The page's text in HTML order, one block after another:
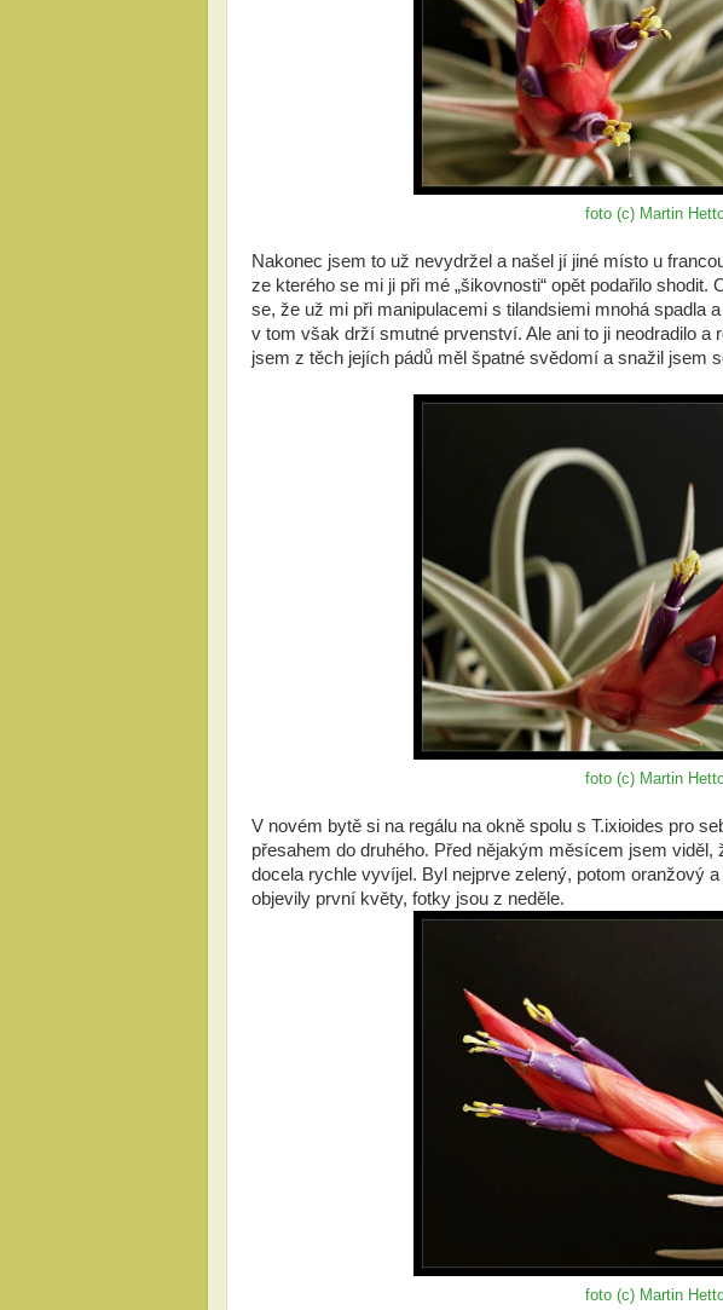
foto (c) Martin
Nakonec jsem to už nevydržel a našel jí jiné místo u
ze kterého se mi ji při mé „šikovnosti“ opět podařilo
se, že už mi při manipulacemi s tilandsiemi mnohá spadla
v tom však drží smutné prvenství. Ale ani to ji neodradilo a
jsem z těch jejích pádů měl špatné svědomí a snažil jsem
foto (c) Martin
V novém bytě si na regálu na okně spolu s T.ixioides pro
přesahem do druhého. Před nějakým měsícem jsem
docela rychle vyvíjel. Byl nejprve zelený, potom oranžový
objevily první květy, fotky jsou z neděle.
foto (c) Martin